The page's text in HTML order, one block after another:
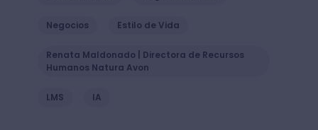
Negocios Estilo de Vida
Renata Maldonado | Directora de Recursos
Humanos Natura Avon
LMS IA